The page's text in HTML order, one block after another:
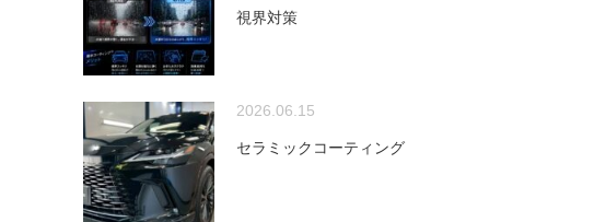
視界対策
2026.06.15
セラミックコーティング